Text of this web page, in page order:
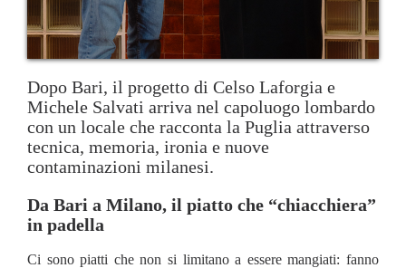
Dopo Bari, il progetto di Celso Laforgia e
Michele Salvati arriva nel capoluogo lombardo
con un locale che racconta la Puglia attraverso
tecnica, memoria, ironia e nuove
contaminazioni milanesi.
Da Bari a Milano, il piatto che “chiacchiera”
in padella
Ci sono piatti che non si limitano a essere mangiati: fanno